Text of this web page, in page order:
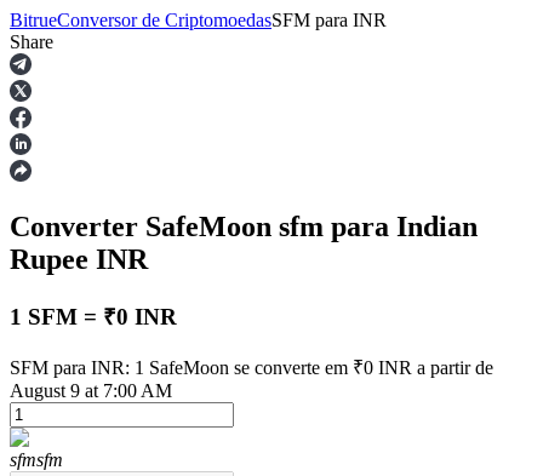
Futuros
Futuros de USDT
Futuros usando USDT como garantia
BitrueConversor de CriptomoedasSFM para INR
Share
Converter SafeMoon sfm para Indian
Rupee INR
1 SFM = ₹0 INR
SFM para INR: 1 SafeMoon se converte em ₹0 INR a partir de
August 9 at 7:00 AM
sfmsfm